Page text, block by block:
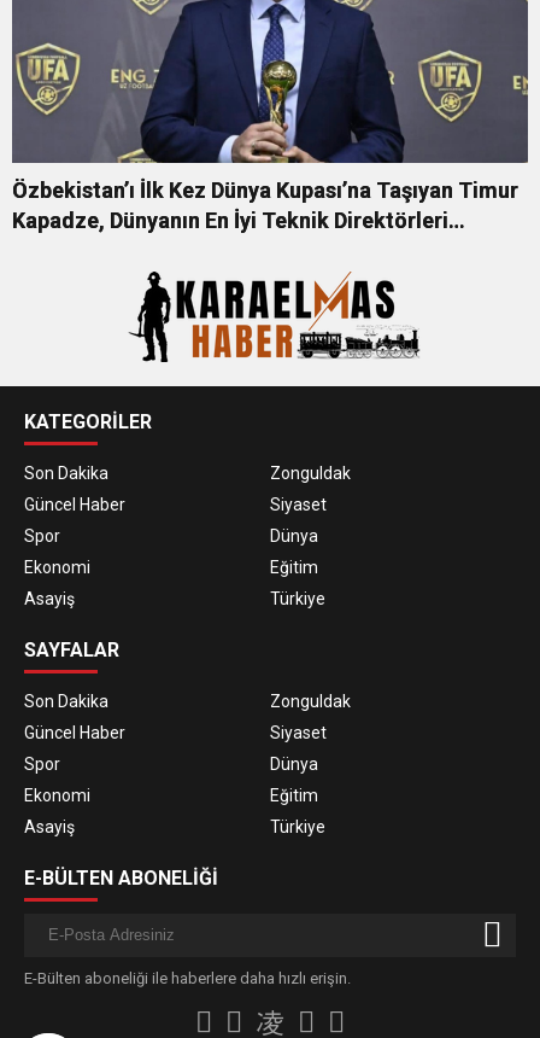
Özbekistan’ı İlk Kez Dünya Kupası’na Taşıyan Timur
Kapadze, Dünyanın En İyi Teknik Direktörleri
KATEGORİLER
Son Dakika
Zonguldak
Güncel Haber
Siyaset
Spor
Dünya
Ekonomi
Eğitim
Asayiş
Türkiye
SAYFALAR
Son Dakika
Zonguldak
Güncel Haber
Siyaset
Spor
Dünya
Ekonomi
Eğitim
Asayiş
Türkiye
E-BÜLTEN ABONELİĞİ
E-Bülten aboneliği ile haberlere daha hızlı erişin.